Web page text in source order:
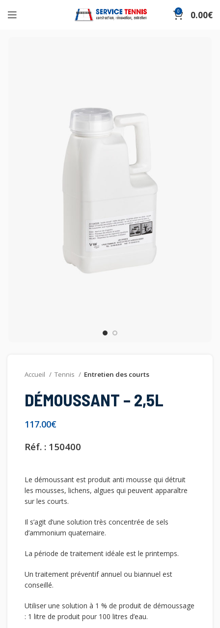
0 0.00€
Accueil Tennis Entretien des courts
DÉMOUSSANT – 2,5L
€
Réf. : 150400
Le démoussant est produit anti mousse qui détruit
les mousses, lichens, algues qui peuvent apparaître
sur les courts.
Il s’agit d’une solution très concentrée de sels
d’ammonium quaternaire.
La période de traitement idéale est le printemps.
Un traitement préventif annuel ou biannuel est
conseillé.
Utiliser une solution à 1 % de produit de démoussage
: 1 litre de produit pour 100 litres d’eau.